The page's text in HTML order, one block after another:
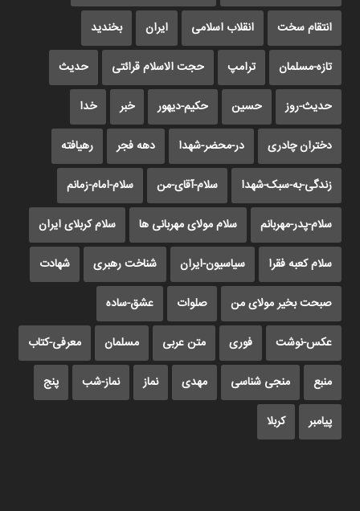
انتقام سخت انقلاب اسلامی ایران بخندید
تازه-مسلمان ترامپ حجت الاسلام قرائتی حدیث
حدیث-روز حسین حکیم-دیهور خبر خدا
دختران چادری در-محضر-شهدا دهه فجر رهیافته
زندگی-به-سبک-شهدا سلام-آقای-من سلام-امام-زمانم
سلام-پدر-مهربانم سلام مولای مهربانی ها سلام کربلای ایران
سلام کعبه فقرا سیاسیون-ایران شناخت رهبری شهادت
صبحت بخیر مولای من صلوات عشق-ساده
عکس-نوشت فوری متن عربی مسلمان معرفی-کتاب
منبع منجی شناسی مهدی نماز نماز-شب پنج
پیامبر کربلا